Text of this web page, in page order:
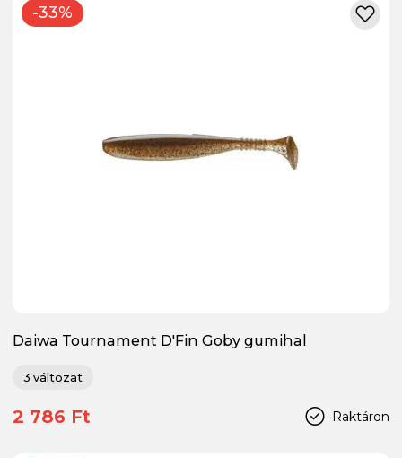
-33%
Daiwa Tournament D'Fin Goby gumihal
3 változat
Raktáron
2 786 Ft